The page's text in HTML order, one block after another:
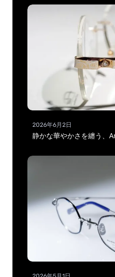
2026年6月2日
静かな華やかさを纏う、